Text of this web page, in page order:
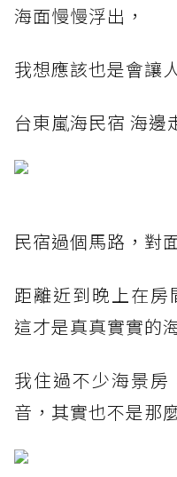
海面慢慢浮出，
我想應該也是會讓
台東嵐海民宿 海邊
民宿過個馬路，對
距離近到晚上在房
這才是真真實實的
我住過不少海景
音，其實也不是那